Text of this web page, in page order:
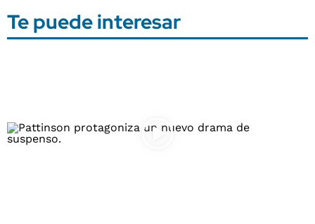
Te puede interesar